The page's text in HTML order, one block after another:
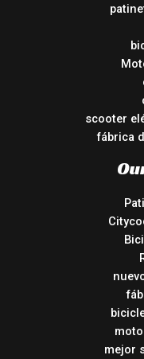
scooter
fábrica
mejor